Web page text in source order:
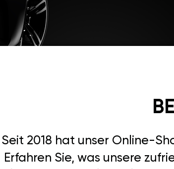
Seit 2018 hat unser Online-
Erfahren Sie, was unsere